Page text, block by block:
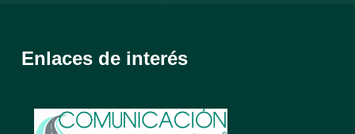
Enlaces de interés